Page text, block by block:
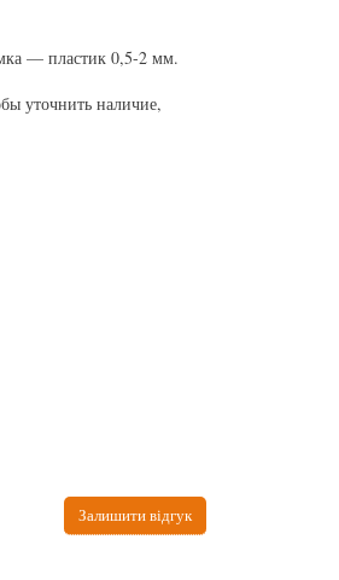
— пластик 0,5-2 мм.
уточнить наличие,
Залишити відгук